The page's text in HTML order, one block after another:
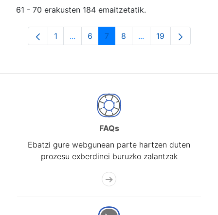
61 - 70 erakusten 184 emaitzetatik.
Orrialdea
1 ...Intermediate Pages Use TAB to
Orrialdea
6 Orrialdea
7 Orrialdea
8 ...Intermediate Pages
Orrialdea
19
FAQs
Ebatzi gure webgunean parte hartzen duten
prozesu exberdinei buruzko zalantzak